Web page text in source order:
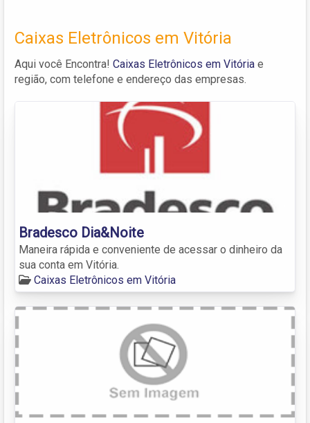
Caixas Eletrônicos em Vitória
Aqui você Encontra! Caixas Eletrônicos em Vitória e
região, com telefone e endereço das empresas.
Bradesco Dia&Noite
Maneira rápida e conveniente de acessar o dinheiro da
sua conta em Vitória.
Caixas Eletrônicos em Vitória